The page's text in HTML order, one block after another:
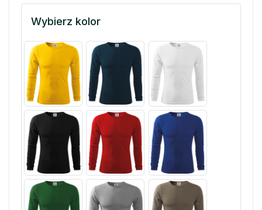
Wybierz kolor